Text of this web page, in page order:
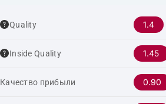
Quality 1.4
Inside Quality 1.45
Качество прибыли 0.90